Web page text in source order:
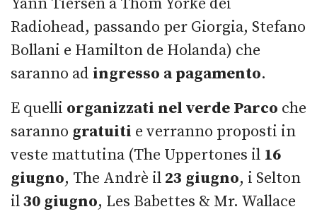
Radiohead, passando per Giorgia, Stefano
Bollani e Hamilton de Holanda) che
saranno ad ingresso a pagamento.
E quelli organizzati nel verde Parco che
saranno gratuiti e verranno proposti in
veste mattutina (The Uppertones il 16
giugno, The Andrè il 23 giugno, i Selton
il30 giugno, Les Babettes & Mr. Wallace